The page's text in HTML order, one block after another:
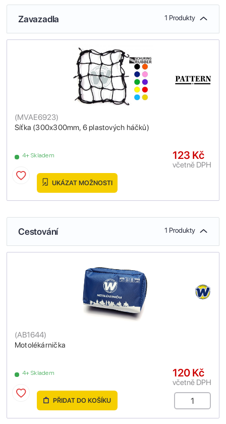
Zavazadla 1 Produkty
Síťka (300x300mm, 6 plastových háčků)
(MVAE6923)
4+ Skladem 123 Kč
včetně DPH
UKÁZAT MOŽNOSTI
Cestování 1 Produkty
Motolékárnička
(AB1644)
4+ Skladem 120 Kč
včetně DPH
PŘIDAT DO KOŠÍKU